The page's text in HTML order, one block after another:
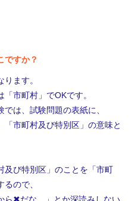
ですか？
ます。
市町村」でOKです。
は、試験問題の表紙に、
「市町村及び特別区」の意味と
及び特別区」のことを「市町
ので、
ら✖だな。」とか深読みしない